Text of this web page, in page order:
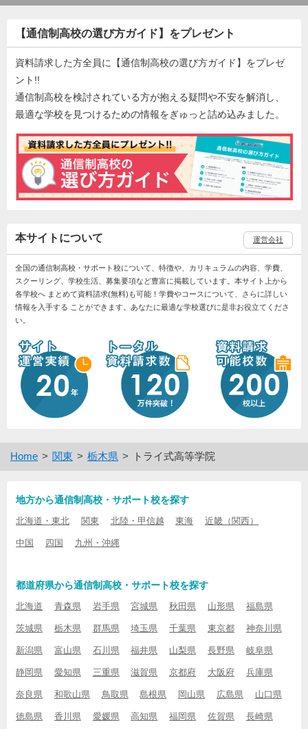
【通信制高校の選び方ガイド】をプレゼント
資料請求した方全員に【通信制高校の選び方ガイド】をプレゼ
ント!!
通信制高校を検討されている方が抱える疑問や不安を解消し、
最適な学校を見つけるための情報をぎゅっと詰め込みました。
本サイトについて 運営会社
全国の通信制高校・サポート校について、特徴や、カリキュラムの内容、学費、
スクーリング、学校生活、募集要項など豊富に掲載しています。本サイト上から
各学校へ まとめて資料請求(無料)も可能！学費やコースについて、さらに詳しい
情報を入手する ことができます。あなたに最適な学校選びに是非お役立てくださ
い。
Home 関東 栃木県 トライ式高等学院
地方から通信制高校・サポート校を探す
北海道・東北 関東 北陸・甲信越 東海 近畿（関西）
中国 四国 九州・沖縄
都道府県から通信制高校・サポート校を探す
北海道 青森県 岩手県 宮城県 秋田県 山形県 福島県
茨城県 栃木県 群馬県 埼玉県 千葉県 東京都 神奈川県
新潟県 富山県 石川県 福井県 山梨県 長野県 岐阜県
静岡県 愛知県 三重県 滋賀県 京都府 大阪府 兵庫県
奈良県 和歌山県 鳥取県 島根県 岡山県 広島県 山口県
徳島県 香川県 愛媛県 高知県 福岡県 佐賀県 長崎県